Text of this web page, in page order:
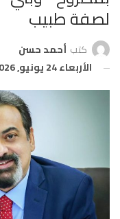
لصفة طبيب
كتب أحمد حسن
الأربعاء 24 يونيو, 2026 11:46 ص